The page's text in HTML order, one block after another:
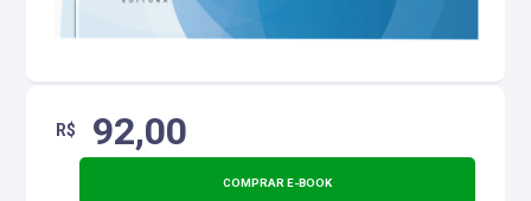
R$ 92,00
COMPRAR E-BOOK